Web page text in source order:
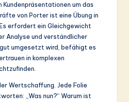
Kundenpräsentationen um das
von Porter ist eine Übung in
erfordert ein Gleichgewicht
Analyse und verständlicher
gut umgesetzt wird, befähigt es
in komplexen
Wertschaffung. Jede Folie
„Was nun?“ Warum ist